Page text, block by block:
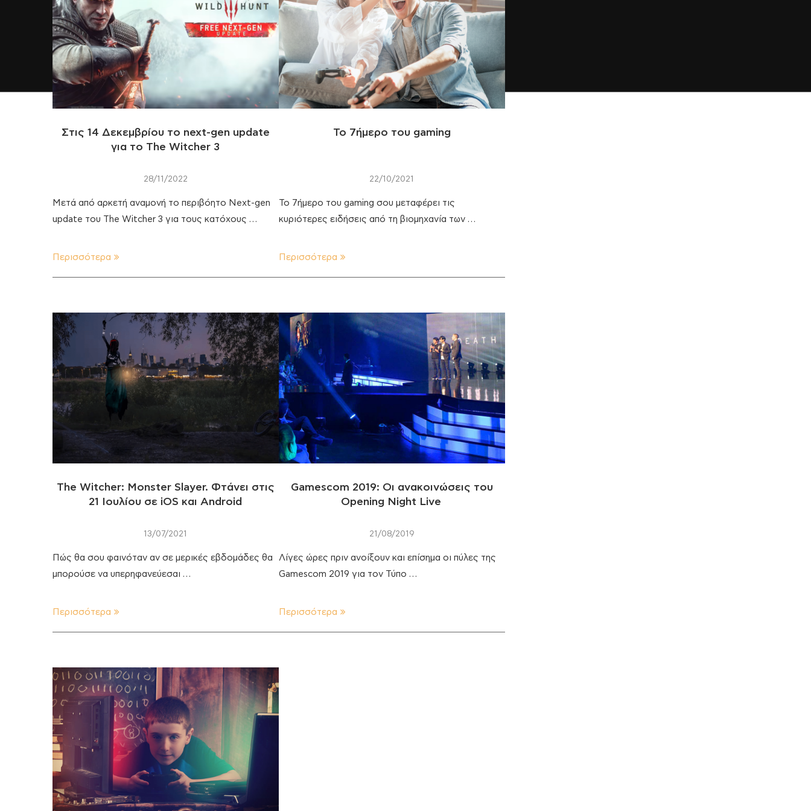
Στις 14 Δεκεμβρίου το next-gen update
για το The Witcher 3
28/11/2022
Μετά από αρκετή αναμονή το περιβόητο Next-gen
update του The Witcher 3 για τους κατόχους …
Περισσότερα
Το 7ήμερο του gaming
22/10/2021
To 7ήμερο του gaming σου μεταφέρει τις
κυριότερες ειδήσεις από τη βιομηχανία των …
Περισσότερα
The Witcher: Monster Slayer. Φτάνει στις
21 Ιουλίου σε iOS και Android
13/07/2021
Πώς θα σου φαινόταν αν σε μερικές εβδομάδες θα
μπορούσε να υπερηφανεύεσαι …
Περισσότερα
Gamescom 2019: Οι ανακοινώσεις του
Opening Night Live
21/08/2019
Λίγες ώρες πριν ανοίξουν και επίσημα οι πύλες της
Gamescom 2019 για τον Τύπο …
Περισσότερα